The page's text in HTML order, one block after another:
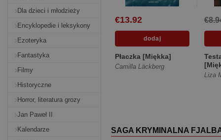
Dla dzieci i młodzieży
Encyklopedie i leksykony
Ezoteryka
Fantastyka
Filmy
Historyczne
Horror, literatura grozy
Jan Paweł II
Kalendarze
€13.92
Płaczka [Miękka]
Camilla Läckberg
Liza
SAGA KRYMINALNA